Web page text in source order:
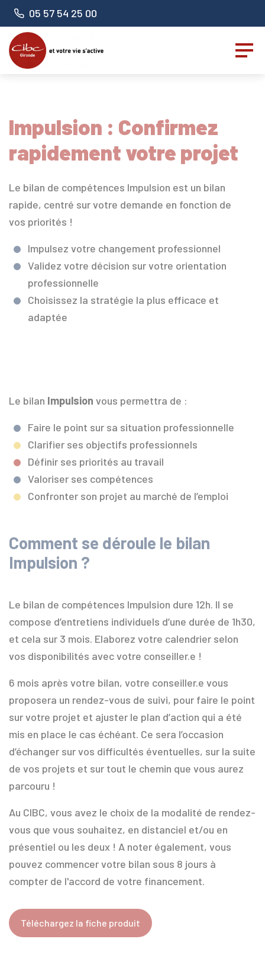
Numéro de téléphone :
05 57 54 25 00
Impulsion : Confirmez
rapidement votre projet
Le bilan de compétences Impulsion est un bilan
rapide, centré sur votre demande en fonction de
vos priorités !
Impulsez votre changement professionnel
Validez votre décision sur votre orientation
professionnelle
Choisissez la stratégie la plus efficace et
adaptée
Le bilan Impulsion vous permettra de :
Faire le point sur sa situation professionnelle
Clarifier ses objectifs professionnels
Définir ses priorités au travail
Valoriser ses compétences
Confronter son projet au marché de l’emploi
Comment se déroule le bilan
Impulsion ?
Le bilan de compétences Impulsion dure 12h. Il se
compose d’entretiens individuels d’une durée de 1h30,
et cela sur 3 mois. Elaborez votre calendrier selon
vos disponibilités avec votre conseiller.e !
6 mois après votre bilan, votre conseiller.e vous
proposera un rendez-vous de suivi, pour faire le point
sur votre projet et ajuster le plan d’action qui a été
mis en place le cas échéant. Ce sera l’occasion
d’échanger sur vos difficultés éventuelles, sur la suite
de vos projets et sur tout le chemin que vous aurez
parcouru !
Au CIBC, vous avez le choix de la modalité de rendez-
vous que vous souhaitez, en distanciel et/ou en
présentiel ou les deux ! A noter également, vous
pouvez commencer votre bilan sous 8 jours à
compter de l'accord de votre financement.
Téléchargez la fiche produit
Panneau de gestion des cookies